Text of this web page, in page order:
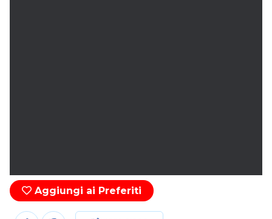
Aggiungi ai Preferiti